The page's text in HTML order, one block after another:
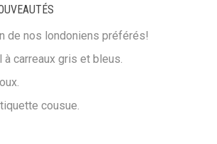
de nos londoniens préférés!
carreaux gris et bleus.
cousue.